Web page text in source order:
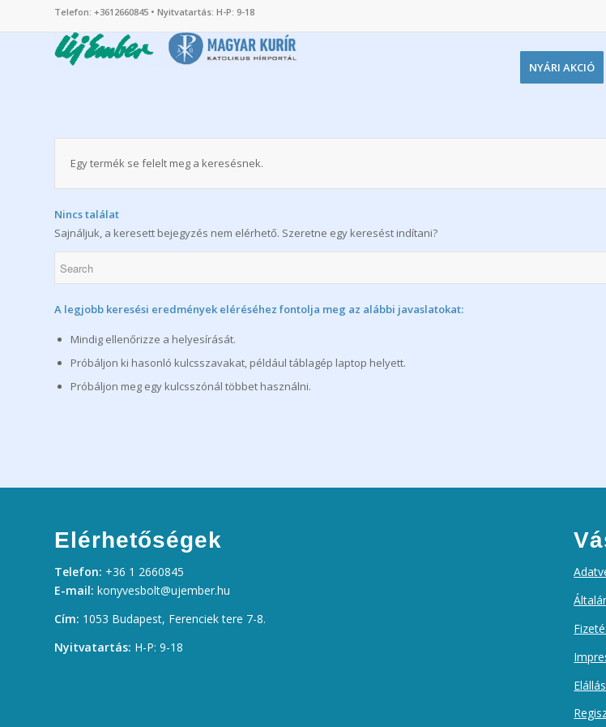
Telefon: +3612660845 • Nyitvatartás: H-P: 9-18
NYÁRI AKCIÓ
Egy termék se felelt meg a keresésnek.
Nincs találat
Sajnáljuk, a keresett bejegyzés nem elérhető. Szeretne egy keresést indítani?
A legjobb keresési eredmények eléréséhez fontolja meg az alábbi javaslatokat:
Mindig ellenőrizze a helyesírását.
Próbáljon ki hasonló kulcsszavakat, például táblagép laptop helyett.
Próbáljon meg egy kulcsszónál többet használni.
Elérhetőségek
Telefon: +36 1 2660845
E-mail: konyvesbolt@ujember.hu
Cím: 1053 Budapest, Ferenciek tere 7-8.
Nyitvatartás: H-P: 9-18